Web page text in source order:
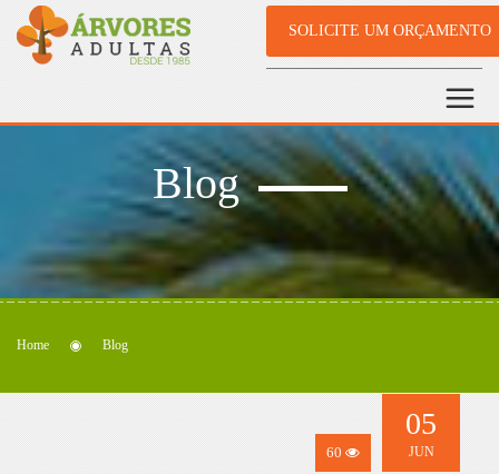
SOLICITE UM ORÇAMENTO
Blog
Home Blog
60
05
JUN